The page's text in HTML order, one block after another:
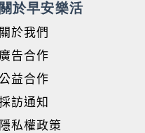
關於早安樂活
關於我們
廣告合作
益合作
訪通知
隱私權政策